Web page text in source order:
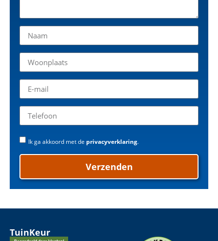
Ik ga akkoord met de privacyverklaring.
Verzenden
TuinKeur